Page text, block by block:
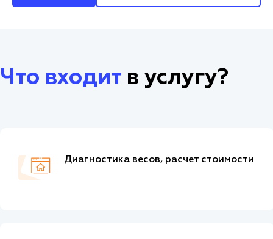
Что входит в услугу?
Диагностика весов, расчет стоимости